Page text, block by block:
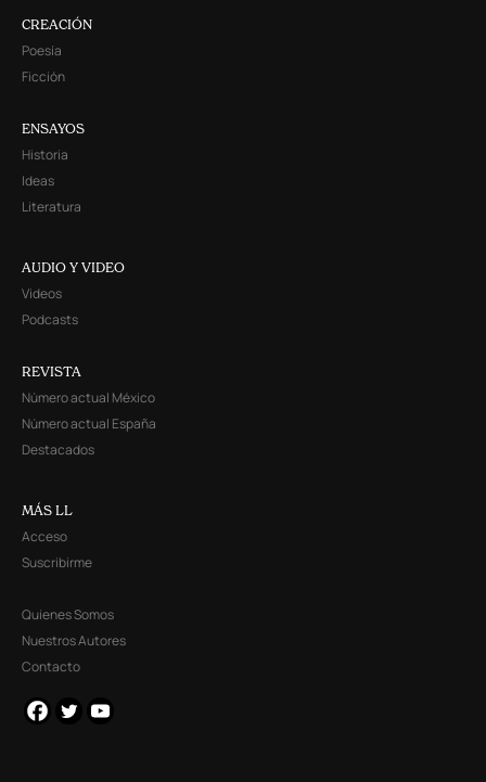
CREACIÓN
Poesía
Ficción
ENSAYOS
Historia
Ideas
Literatura
AUDIO Y VIDEO
Videos
Podcasts
REVISTA
Número actual México
Número actual España
Destacados
MÁS LL
Acceso
Suscribirme
Quienes Somos
Nuestros Autores
Contacto